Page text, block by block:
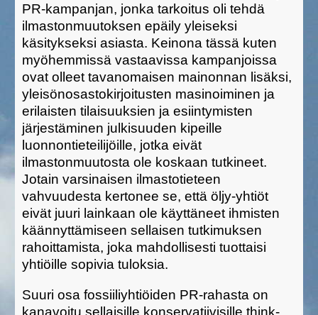
PR-kampanjan, jonka tarkoitus oli tehdä
ilmastonmuutoksen epäily yleiseksi
käsitykseksi asiasta. Keinona tässä kuten
myöhemmissä vastaavissa kampanjoissa
ovat olleet tavanomaisen mainonnan lisäksi,
yleisönosastokirjoitusten masinoiminen ja
erilaisten tilaisuuksien ja esiintymisten
järjestäminen julkisuuden kipeille
luonnontieteilijöille, jotka eivät
ilmastonmuutosta ole koskaan tutkineet.
Jotain varsinaisen ilmastotieteen
vahvuudesta kertonee se, että öljy-yhtiöt
eivät juuri lainkaan ole käyttäneet ihmisten
käännyttämiseen sellaisen tutkimuksen
rahoittamista, joka mahdollisesti tuottaisi
yhtiöille sopivia tuloksia.
Suuri osa fossiiliyhtiöiden PR-rahasta on
kanavoitu sellaisille konservatiivisille think-